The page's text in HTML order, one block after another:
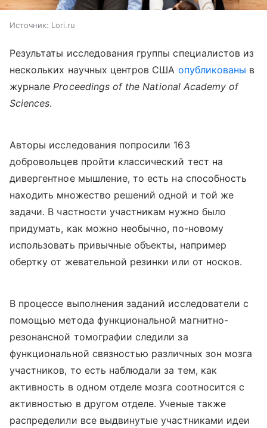
Источник: Lori.ru
Результаты исследования группы специалистов из
нескольких научных центров США опубликованы в
журнале Proceedings of the National Academy of
Sciences.
Авторы исследования попросили 163
добровольцев пройти классический тест на
дивергентное мышление, то есть на способность
находить множество решений одной и той же
задачи. В частности участникам нужно было
придумать, как можно необычно, по-новому
использовать привычные объекты, например
обертку от жевательной резинки или от носков.
В процессе выполнения заданий исследователи с
помощью метода функциональной магнитно-
резонансной томографии следили за
функциональной связностью различных зон мозга
участников, то есть наблюдали за тем, как
активность в одном отделе мозга соотносится с
активностью в другом отделе. Ученые также
распределили все выдвинутые участниками идеи